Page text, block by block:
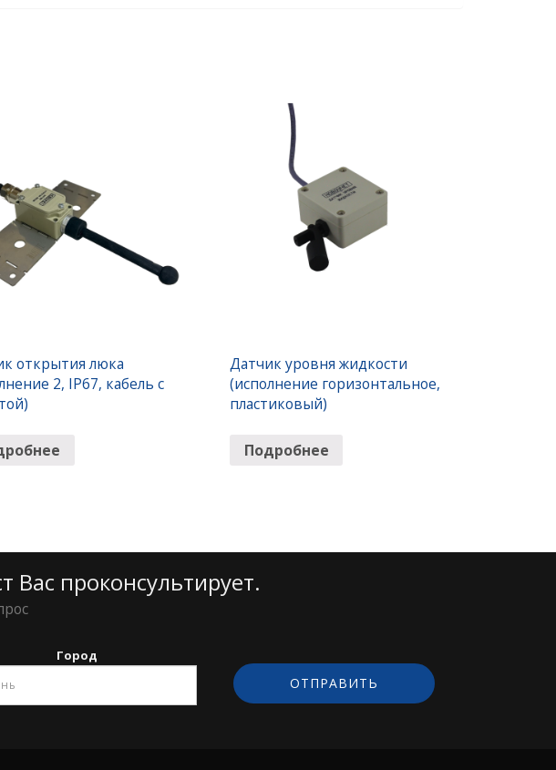
открытия люка
2, IP67, кабель с
Датчик уровня жидкости
(исполнение горизонтальное,
пластиковый)
Подробнее
Вас проконсультирует.
Город